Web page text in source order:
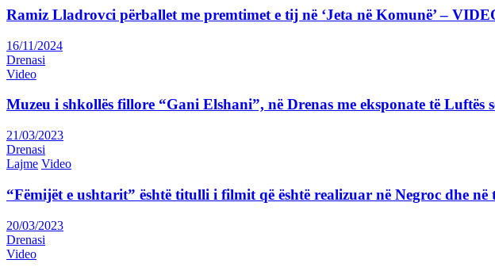
Ramiz Lladrovci përballet me premtimet e tij në ‘Jeta në Komunë’ –
16/11/2024
Drenasi
Video
Muzeu i shkollës fillore “Gani Elshani”, në Drenas me eksponate të Luftës
21/03/2023
Drenasi
Lajme Video
“Fëmijët e ushtarit” është titulli i filmit që është realizuar në Negroc dhe
20/03/2023
Drenasi
Video